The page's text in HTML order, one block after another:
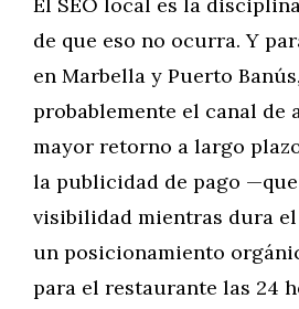
de que eso no ocurra. Y
en Marbella y Puerto
probablemente el canal de
mayor retorno a largo
la publicidad de pago
visibilidad mientras dura
un posicionamiento
para el restaurante las 24